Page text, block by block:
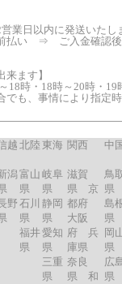
日以内に発送いたし
払い ⇒ ご入金確認後
来ます】
18時・18時～20時・19
でも、事情により指定
越 北陸 東海 関西 中
潟
野
富山
県
石川
県
福井
県
岐阜
県
静岡
県
愛知
県
三重
県
滋賀
県 京
都府
大阪
府 兵
庫県
奈良
県 和
鳥
県
島
県
岡
県
広
県